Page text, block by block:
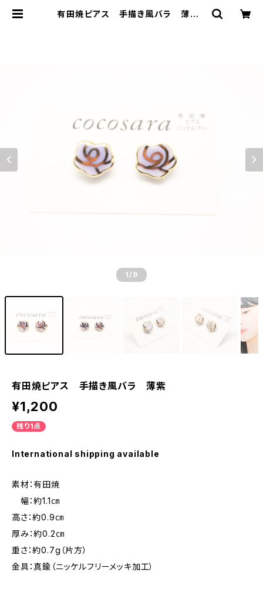
有田焼ピアス 手描き風バラ 薄紫 |
1 /9
有田焼ピアス 手描き風バラ 薄紫
¥1,200
残り1点
International shipping available
素材：有田焼
幅：約1.1㎝
高さ：約0.9㎝
厚み：約0.2㎝
重さ：約0.7g（片方）
金具：真鍮（ニッケルフリーメッキ加工）